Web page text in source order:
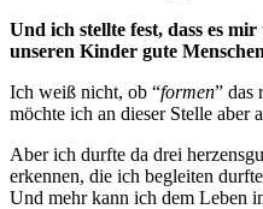
Und ich stellte fest, dass es
unseren Kinder gute
Ich weiß nicht, ob “formen” das
möchte ich an dieser Stelle aber
Aber ich durfte da drei
erkennen, die ich begleiten
Und mehr kann ich dem Leben